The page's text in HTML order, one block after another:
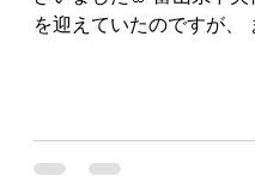
を迎えていたのですが、